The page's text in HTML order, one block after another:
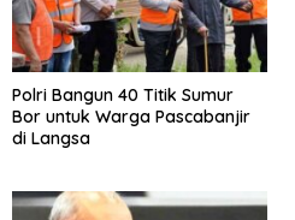
Polri Bangun 40 Titik Sumur
Bor untuk Warga Pascabanjir
di Langsa